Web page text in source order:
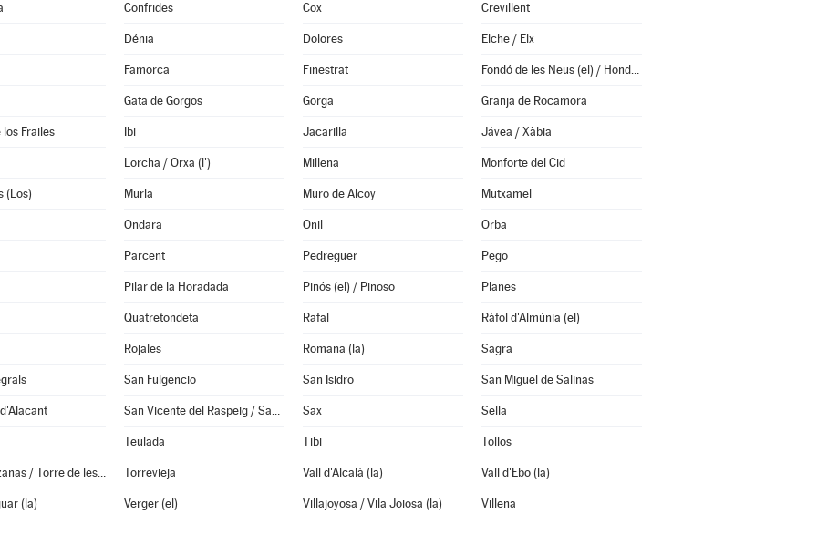
Confrides Cox Crevillent
Dénia Dolores Elche / Elx
Famorca Finestrat Fondó de les Neus (el) / Hondón de las Nieves
Gata de Gorgos Gorga Granja de Rocamora
los Frailes Ibi Jacarilla Jávea / Xàbia
Lorcha / Orxa (l') Millena Monforte del Cid
(Los) Murla Muro de Alcoy Mutxamel
Ondara Onil Orba
Parcent Pedreguer Pego
Pilar de la Horadada Pinós (el) / Pinoso Planes
Quatretondeta Rafal Ràfol d'Almúnia (el)
Rojales Romana (la) Sagra
San Fulgencio San Isidro San Miguel de Salinas
San Vicente del Raspeig / Sant Vicent del Raspeig Sax Sella
Teulada Tibi Tollos
Torremanzanas / Torre de les Maçanes (la) Torrevieja Vall d'Alcalà (la) Vall d'Ebo (la)
(la) Verger (el) Villajoyosa / Vila Joiosa (la) Villena